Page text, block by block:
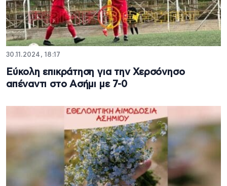
30.11.2024, 18:17
Εύκολη επικράτηση για την Χερσόνησο
απέναντι στο Ασήμι με 7-0